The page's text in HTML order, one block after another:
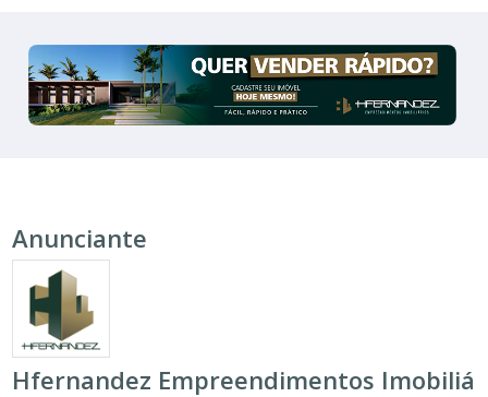
Anunciante
Hfernandez Empreendimentos Imobiliá